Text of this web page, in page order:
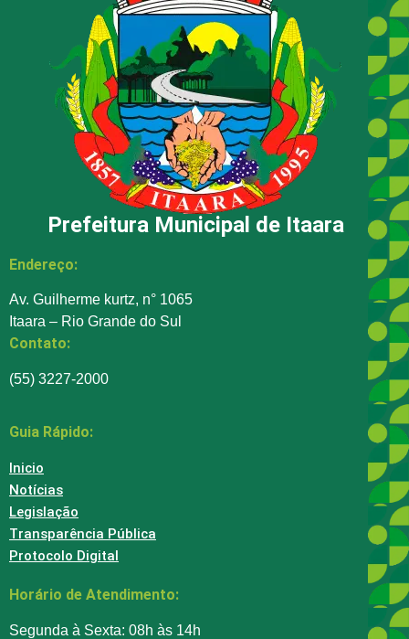
Prefeitura Municipal de Itaara
Endereço:
Av. Guilherme kurtz, n° 1065
Itaara – Rio Grande do Sul
Contato:
(55) 3227-2000
Guia Rápido:
Inicio
Notícias
Legislação
Transparência Pública
Protocolo Digital
Horário de Atendimento:
Segunda à Sexta: 08h às 14h